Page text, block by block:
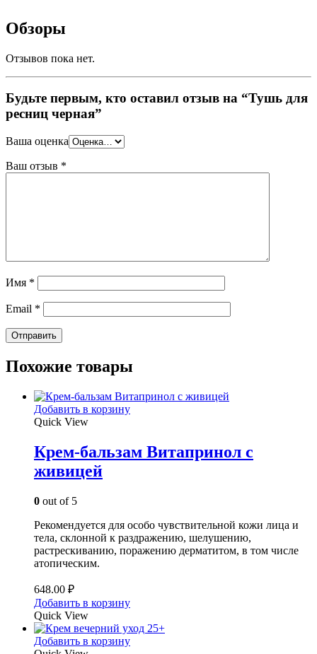
Обзоры
Отзывов пока нет.
Будьте первым, кто оставил отзыв на “Тушь для
ресниц черная”
Ваша оценка
Ваш отзыв *
Имя *
Email *
Похожие товары
Добавить в корзину
Quick View
Крем-бальзам Витапринол с
живицей
0 out of 5
Рекомендуется для особо чувствительной кожи лица и
тела, склонной к раздражению, шелушению,
растрескиванию, поражению дерматитом, в том числе
атопическим.
648.00 ₽
Добавить в корзину
Quick View
Добавить в корзину